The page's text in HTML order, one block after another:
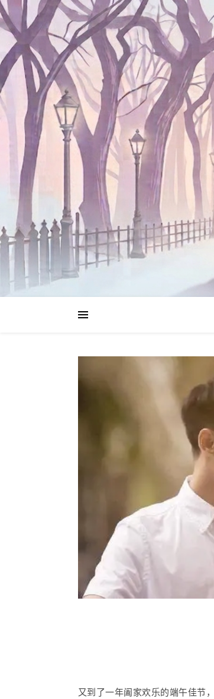
又到了一年阖家欢乐的端午佳节